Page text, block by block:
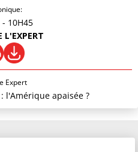
- 10H45
L'EXPERT
Expert
l'Amérique apaisée ?